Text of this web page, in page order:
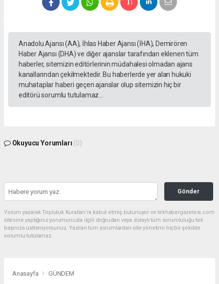
Anadolu Ajansı (AA), İhlas Haber Ajansı (İHA), Demirören
Haber Ajansı (DHA) ve diğer ajanslar tarafından eklenen tüm
haberler, sitemizin editörlerinin müdahalesi olmadan ajans
kanallarından çekilmektedir. Bu haberlerde yer alan hukuki
muhataplar haberi geçen ajanslar olup sitemizin hiç bir
editörü sorumlu tutulamaz...
Okuyucu Yorumları (0)
Gönder
Yorum yazarak Topluluk Kuralları’nı kabul etmiş bulunuyor ve tekhabergazetesi.com
sitesine yaptığınız yorumunuzla ilgili doğrudan veya dolaylı tüm sorumluluğu tek
başınıza üstleniyorsunuz. Yazılan tüm yorumlardan site yönetimi hiçbir şekilde
sorumlu tutulamaz.
Anasayfa GÜNDEM